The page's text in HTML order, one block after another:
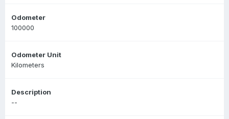
Odometer
100000
Odometer Unit
Kilometers
Description
--